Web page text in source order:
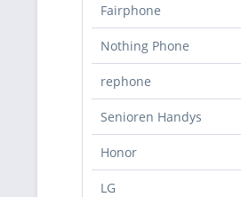
Fairphone
Nothing Phone
rephone
Senioren Handys
Honor
LG